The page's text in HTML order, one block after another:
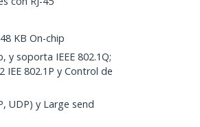
KB On-chip
y soporta IEEE 802.1Q;
802.1P y Control de
UDP) y Large send